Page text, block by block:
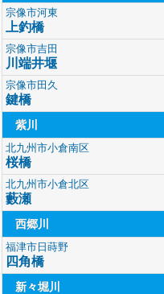
宗像市河東
上釣橋
宗像市吉田
川端井堰
宗像市田久
鍵橋
紫川
北九州市小倉南区
桜橋
北九州市小倉北区
藪瀬
西郷川
福津市日蒔野
四角橋
新々堀川